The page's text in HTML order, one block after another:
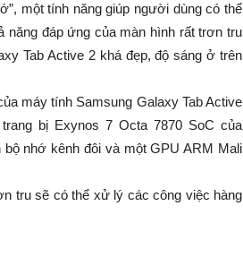
một tính năng giúp người dùng có thể
năng đáp ứng của màn hình rất trơn tru
Tab Active 2 khá đẹp, độ sáng ở trên
máy tính Samsung Galaxy Tab Active
bị Exynos 7 Octa 7870 SoC của
nhớ kênh đôi và một GPU ARM Mali
tru sẽ có thể xử lý các công việc hàng